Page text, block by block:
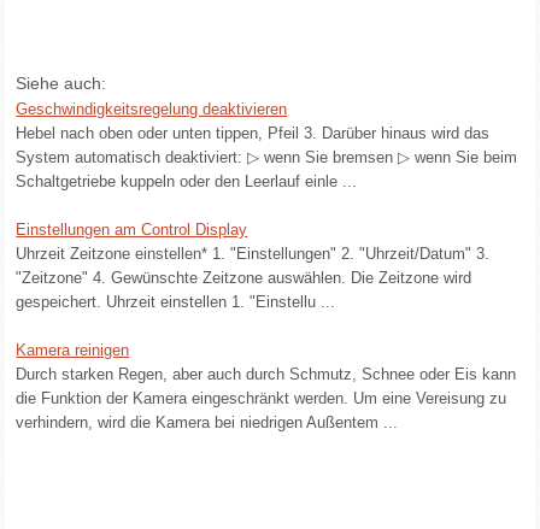
Siehe auch:
Geschwindigkeitsregelung deaktivieren
Hebel nach oben oder unten tippen, Pfeil 3. Darüber hinaus wird das
System automatisch deaktiviert: ▷ wenn Sie bremsen ▷ wenn Sie beim
Schaltgetriebe kuppeln oder den Leerlauf einle ...
Einstellungen am Control Display
Uhrzeit Zeitzone einstellen* 1. "Einstellungen" 2. "Uhrzeit/Datum" 3.
"Zeitzone" 4. Gewünschte Zeitzone auswählen. Die Zeitzone wird
gespeichert. Uhrzeit einstellen 1. "Einstellu ...
Kamera reinigen
Durch starken Regen, aber auch durch Schmutz, Schnee oder Eis kann
die Funktion der Kamera eingeschränkt werden. Um eine Vereisung zu
verhindern, wird die Kamera bei niedrigen Außentem ...